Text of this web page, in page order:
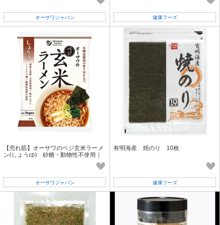
オーサワジャパン 健康フーズ
【売れ筋】オーサワのベジ玄米ラーメ
ン(しょうゆ) 砂糖・動物性不使用｜
オーサワジャパン
有明海産 焼のり 10枚
健康フーズ